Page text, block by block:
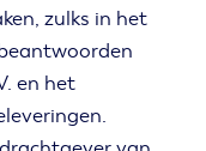
zulks in het
en het